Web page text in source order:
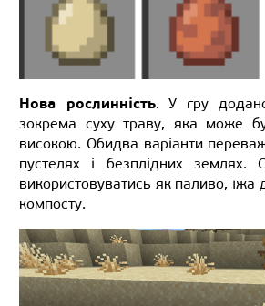
Нова рослинність. У гру
зокрема суху траву, яка може
високою. Обидва варіанти
пустелях і безплідних
використовуватись як паливо,
компосту.